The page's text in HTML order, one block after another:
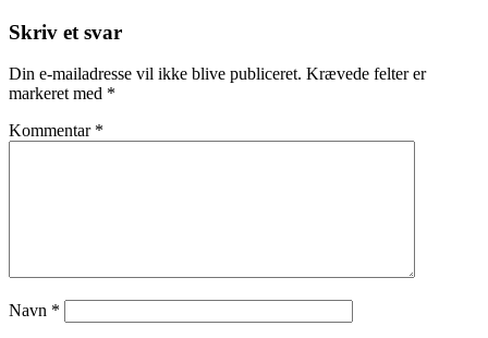
Skriv et svar
Din e-mailadresse vil ikke blive publiceret. Krævede felter er
markeret med *
Kommentar *
Navn *